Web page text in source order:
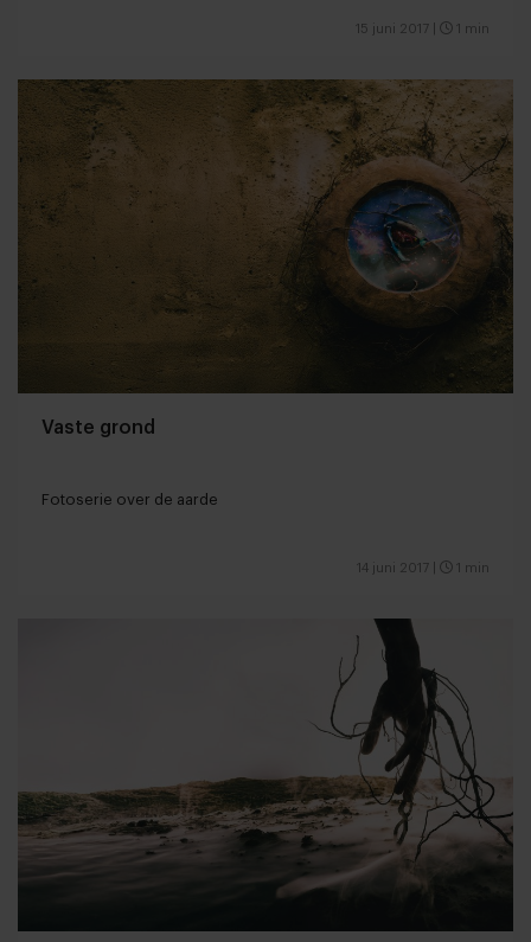
15 juni 2017 1 min
Vaste grond
Fotoserie over de aarde
14 juni 2017 1 min